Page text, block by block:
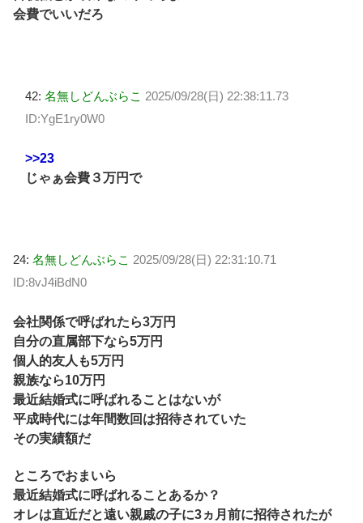
会費でいいだろ
42: 名無しどんぶらこ 2025/09/28(日) 22:38:11.73
ID:YgE1ry0W0
>>23
じゃぁ会費３万円で
24: 名無しどんぶらこ 2025/09/28(日) 22:31:10.71
ID:8vJ4iBdN0
会社関係で呼ばれたら3万円
自分の直属部下なら5万円
個人的友人も5万円
親族なら10万円
最近結婚式に呼ばれることはないが
平成時代には年間数回は招待されていた
その実績額だ
ところでおまいら
最近結婚式に呼ばれることあるか？
オレは直近だと遠い親戚の子に3ヵ月前に招待されたが